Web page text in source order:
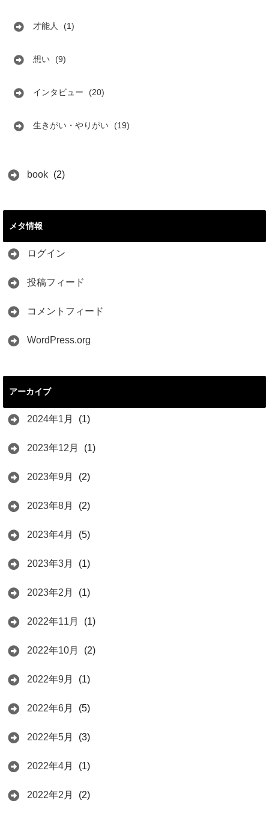
才能人 (1)
想い (9)
インタビュー (20)
生きがい・やりがい (19)
book (2)
メタ情報
ログイン
投稿フィード
コメントフィード
WordPress.org
アーカイブ
2024年1月 (1)
2023年12月 (1)
2023年9月 (2)
2023年8月 (2)
2023年4月 (5)
2023年3月 (1)
2023年2月 (1)
2022年11月 (1)
2022年10月 (2)
2022年9月 (1)
2022年6月 (5)
2022年5月 (3)
2022年4月 (1)
2022年2月 (2)